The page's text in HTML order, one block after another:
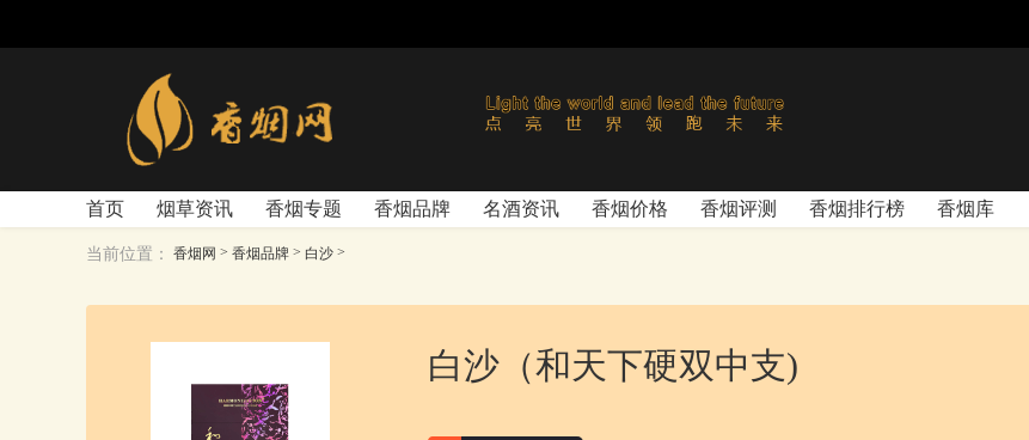
首页 烟草资讯 香烟专题 香烟品牌 名酒资讯 香烟价格 香烟评测 香烟排行榜 香烟库
当前位置： 香烟网 > 香烟品牌 > 白沙 >
白沙（和天下硬双中支)